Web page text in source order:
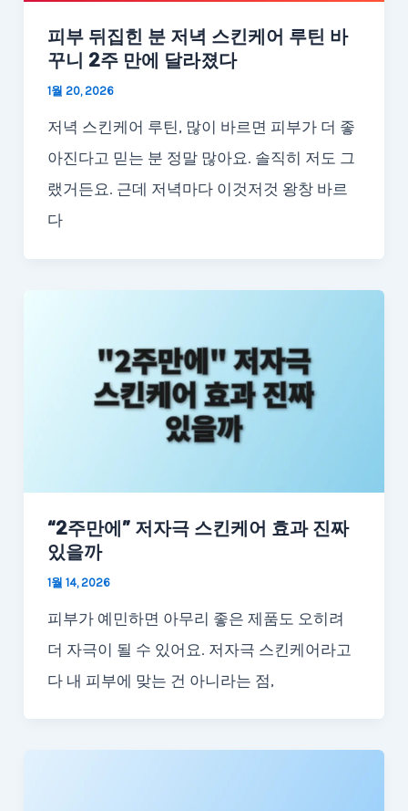
피부 뒤집힌 분 저녁 스킨케어 루틴 바
꾸니 2주 만에 달라졌다
1월 20, 2026
저녁 스킨케어 루틴, 많이 바르면 피부가 더 좋
아진다고 믿는 분 정말 많아요. 솔직히 저도 그
랬거든요. 근데 저녁마다 이것저것 왕창 바르
다
“2주만에” 저자극 스킨케어 효과 진짜
있을까
1월 14, 2026
피부가 예민하면 아무리 좋은 제품도 오히려
더 자극이 될 수 있어요. 저자극 스킨케어라고
다 내 피부에 맞는 건 아니라는 점,